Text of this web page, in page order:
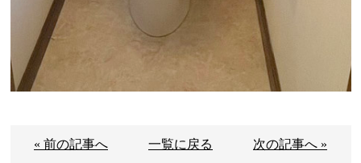
« 前の記事へ 一覧に戻る 次の記事へ »